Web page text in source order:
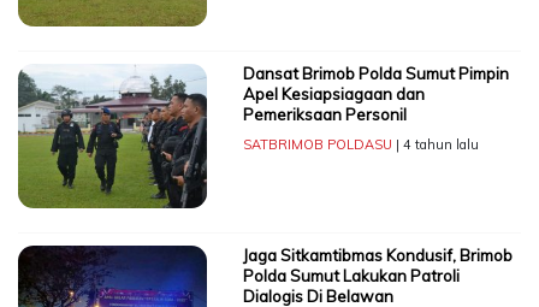
Dansat Brimob Polda Sumut Pimpin
Apel Kesiapsiagaan dan
Pemeriksaan Personil
SATBRIMOB POLDASU | 4 tahun lalu
Jaga Sitkamtibmas Kondusif, Brimob
Polda Sumut Lakukan Patroli
Dialogis Di Belawan